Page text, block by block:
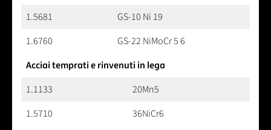
1.5681
GS-10 Ni 19
1.6760
GS-22 NiMoCr 5 6
Acciai temprati e rinvenuti in lega
1.1133
20Mn5
1.5710
36NiCr6